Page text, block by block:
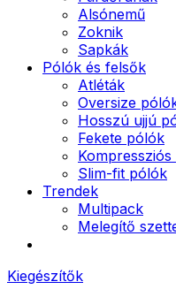
Alsónemű
Zoknik
Sapkák
Pólók és felsők
Atléták
Oversize
Hosszú ujjú
Fekete pólók
Slim-fit pólók
Trendek
Multipack
Melegítő
Kiegészítők